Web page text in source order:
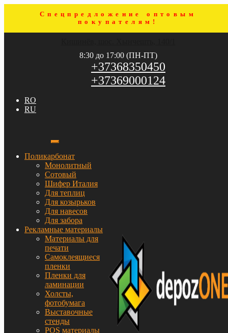
Спецпредложение оптовым
покупателям!
8:30 до 17:00 (ПН-ПТ)
+37368350450
+37369000124
RO
RU
Поликарбонат
Монолитный
Сотовый
Шифер Италия
Для теплиц
Для козырьков
Для навесов
Для забора
Рекламные материалы
Материалы для
печати
Самоклеящиеся
пленки
Пленки для
ламинации
Холсты,
фотобумага
Выставочные
стенды
POS материалы